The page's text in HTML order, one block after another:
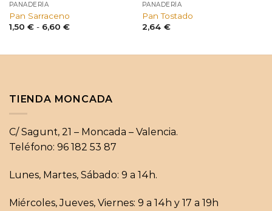
PANADERÍA
Pan Sarraceno
1,50 € - 6,60 €Rango
1,50 €
PANADERÍA
Pan Tostado
2,64 €
TIENDA MONCADA
C/ Sagunt, 21 – Moncada – Valencia.
Teléfono: 96 182 53 87
Lunes, Martes, Sábado: 9 a 14h.
Miércoles, Jueves, Viernes: 9 a 14h y 17 a 19h